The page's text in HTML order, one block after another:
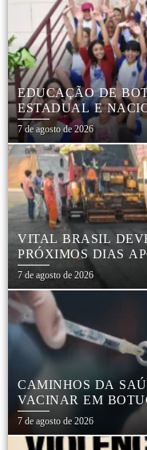
EDUCAÇÃO DE
ESTADUAL E
7 de agosto de 2026
VITAL BRASIL
PRÓXIMOS DIAS
REGIÃO DA
7 de agosto de 2026
CAMINHOS DA
VACINAR EM
7 de agosto de 2026